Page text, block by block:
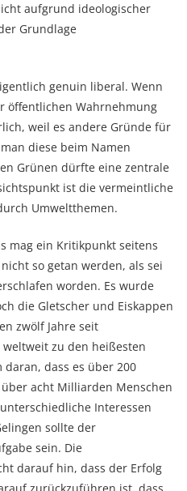
aufgrund ideologischer
Grundlage
genuin liberal. Wenn
öffentlichen Wahrnehmung
weil es andere Gründe für
diese beim Namen
Grünen dürfte eine zentrale
ist die vermeintliche
Umweltthemen.
mag ein Kritikpunkt seitens
so getan werden, als sei
worden. Es wurde
die Gletscher und Eiskappen
zwölf Jahre seit
zu den heißesten
dass es über 200
acht Milliarden Menschen
Interessen
sollte der
sein. Die
darauf hin, dass der Erfolg